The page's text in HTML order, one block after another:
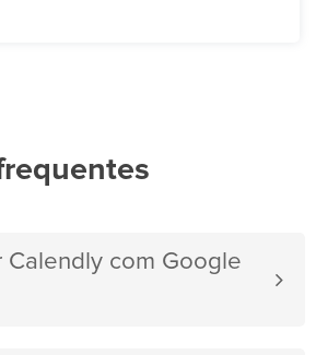
Calendly com Google